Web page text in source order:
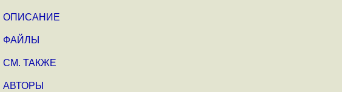
ОПИСАНИЕ
ФАЙЛЫ
СМ. ТАКЖЕ
АВТОРЫ